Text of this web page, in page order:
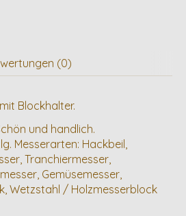
(0)
Blockhalter.
und handlich.
Messerarten: Hackbeil,
Tranchiermesser,
Gemüsemesser,
Wetzstahl / Holzmesserblock